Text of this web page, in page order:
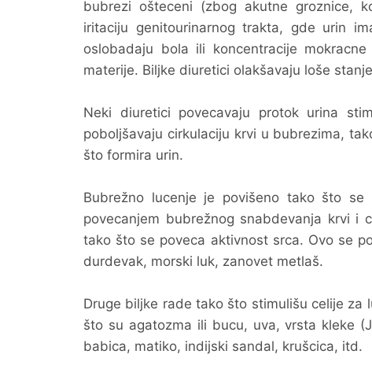
bubrezi ošteceni (zbog akutne groznice,
iritaciju genitourinarnog trakta, gde urin
oslobadaju bola ili koncentracije
materije. Biljke diuretici olakšavaju loše
Neki diuretici povecavaju protok urina
poboljšavaju cirkulaciju krvi u bubrezima,
što formira urin.
Bubrežno lucenje je povišeno tako što
povecanjem bubrežnog snabdevanja krvi i
tako što se poveca aktivnost srca. Ovo se
durdevak, morski luk, zanovet metlaš.
Druge biljke rade tako što stimulišu celije za
što su agatozma ili bucu, uva, vrsta kleke
babica, matiko, indijski sandal, krušcica, itd.